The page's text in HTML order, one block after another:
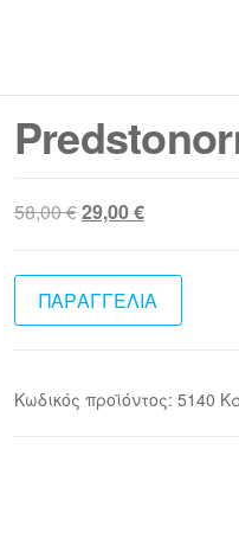
58,00€Original
was:
58,00 €.
29,00€Η
τιμή
είναι:
29,00 €.
ΠΑΡΑΓΓΕΛΙΑ
Κωδικός προϊόντος: 5140